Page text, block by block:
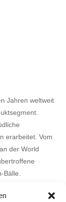
Jahren weltweit
erarbeitet. Vom
der World